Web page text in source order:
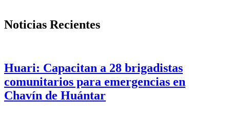
Noticias Recientes
Huari: Capacitan a 28 brigadistas
comunitarios para emergencias en
Chavín de Huántar